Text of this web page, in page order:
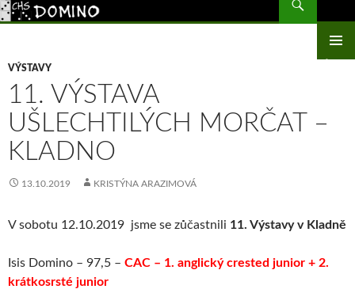
CHS Domino – morčata
PŘEJÍT
WEBU
VÝSTAVY
11. VÝSTAVA
UŠLECHTILÝCH MORČAT –
KLADNO
13.10.2019 KRISTÝNA ARAZIMOVÁ
V sobotu 12.10.2019 jsme se zůčastnili 11. Výstavy v Kladně
Isis Domino – 97,5 – CAC – 1. anglický crested junior + 2.
krátkosrsté junior